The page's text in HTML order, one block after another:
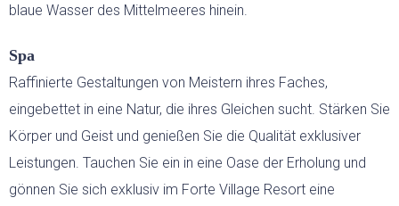
blaue Wasser des Mittelmeeres hinein.
Spa
Raffinierte Gestaltungen von Meistern ihres Faches,
eingebettet in eine Natur, die ihres Gleichen sucht. Stärken Sie
Körper und Geist und genießen Sie die Qualität exklusiver
Leistungen. Tauchen Sie ein in eine Oase der Erholung und
gönnen Sie sich exklusiv im Forte Village Resort eine